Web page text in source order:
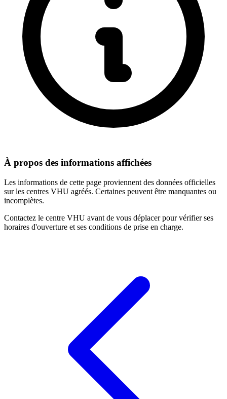
À propos des informations affichées
Les informations de cette page proviennent des données officielles
sur les centres VHU agréés. Certaines peuvent être manquantes ou
incomplètes.
Contactez le centre VHU avant de vous déplacer pour vérifier ses
horaires d'ouverture et ses conditions de prise en charge.